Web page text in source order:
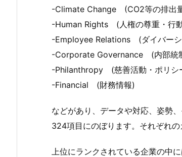
-Climate Change (CO2等の排出
-Human Rights (人権の尊重・行
-Employee Relations (ダイバーシ
-Corporate Governance (内部統
-Philanthropy (慈善活動・ポリシ
-Financial (財務情報)
などがあり、データや対応、姿勢
324項目にのぼります。それぞれの
上位にランクされている企業の中